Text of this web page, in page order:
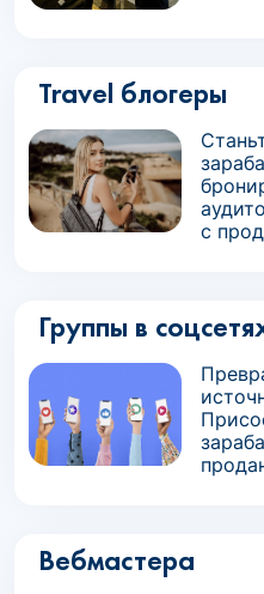
Travel блогеры
с
Группы в
Вебмастера